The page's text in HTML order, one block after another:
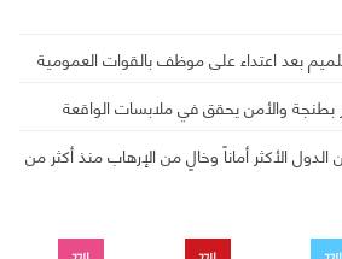
بعد اعتداء على موظف بالقوات العمومية
والأمن يحقق في ملابسات الواقعة
الأكثر أماناً وخالٍ من الإرهاب منذ أكثر من